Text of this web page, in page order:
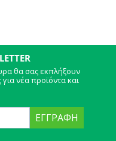
θα σας εκπλήξουν
νέα προϊόντα και
ΕΓΓΡΑΦΉ